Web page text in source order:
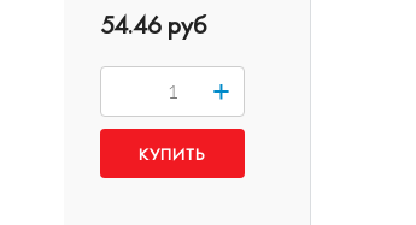
54.46 руб
+